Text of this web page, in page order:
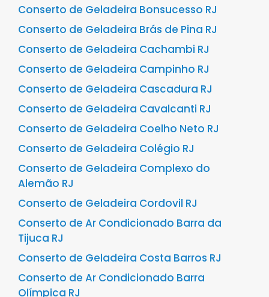
Conserto de Geladeira Bonsucesso RJ
Conserto de Geladeira Brás de Pina RJ
Conserto de Geladeira Cachambi RJ
Conserto de Geladeira Campinho RJ
Conserto de Geladeira Cascadura RJ
Conserto de Geladeira Cavalcanti RJ
Conserto de Geladeira Coelho Neto RJ
Conserto de Geladeira Colégio RJ
Conserto de Geladeira Complexo do
Alemão RJ
Conserto de Geladeira Cordovil RJ
Conserto de Ar Condicionado Barra da
Tijuca RJ
Conserto de Geladeira Costa Barros RJ
Conserto de Ar Condicionado Barra
Olímpica RJ